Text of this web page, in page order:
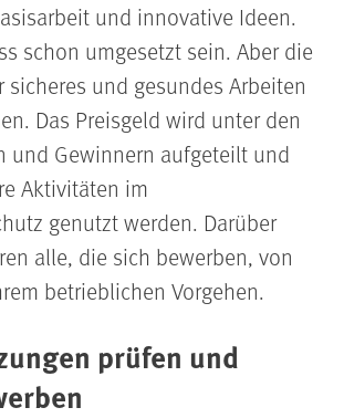
und innovative Ideen.
schon umgesetzt sein. Aber die
sicheres und gesundes Arbeiten
Das Preisgeld wird unter den
und Gewinnern aufgeteilt und
Aktivitäten im
genutzt werden. Darüber
alle, die sich bewerben, von
betrieblichen Vorgehen.
prüfen und